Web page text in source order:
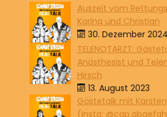
Auszeit vom
Karina und Christian
30. Dezember 2024
TELENOTARZT:
Anästhesist und
Hirsch
13. August 2023
Gästetalk mit
(Insta: